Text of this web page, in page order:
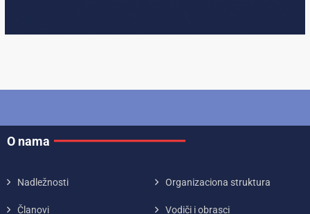
O nama
Nadležnosti Organizaciona struktura
Članovi Vodiči i obrasci